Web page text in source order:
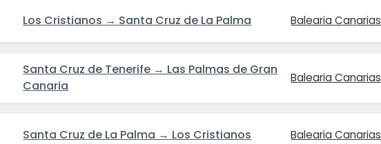
Los Cristianos → Santa Cruz de La Palma Balearia Canarias
Santa Cruz de Tenerife → Las Palmas de Gran
Canaria
Balearia Canarias
Santa Cruz de La Palma → Los Cristianos Balearia Canarias